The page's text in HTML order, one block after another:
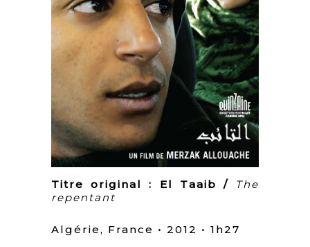
Titre original : El Taaib /
The
repentant
Algérie, France • 2012 • 1h27